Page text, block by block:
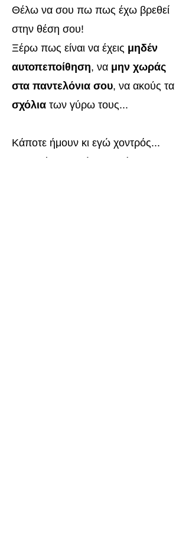
Θέλω να σου πω πως έχω βρεθεί
στην θέση σου!
Ξέρω πως είναι να έχεις μηδέν
αυτοπεποίθηση, να μην χωράς
στα παντελόνια σου, να ακούς τα
σχόλια των γύρω τους...
Κάποτε ήμουν κι εγώ χοντρός...​